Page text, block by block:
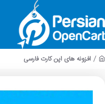
افزونه های اپن کارت فارسی